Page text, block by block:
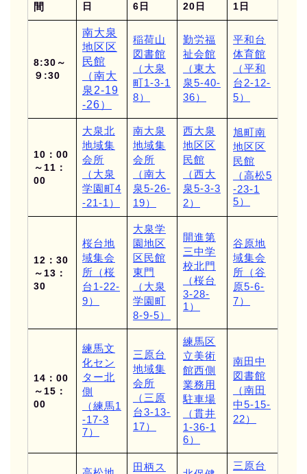
間
日
6日
20日
1日
8:30～
９:30
南大泉
地区区
民館
（南大
泉2-19
-26）
稲荷山
図書館
（大泉
町1-3-1
8）
勤労福
祉会館
（東大
泉5-40-
36）
平和台
体育館
（平和
台2-12-
5）
10：00
～11：
00
大泉北
地域集
会所
（大泉
学園町4
-21-1）
南大泉
地域集
会所
（南大
泉5-26-
19）
西大泉
地区区
民館
（西大
泉5-3-3
2）
旭町南
地区区
民館
（高松5
-23-1
5）
12：30
～13：
30
桜台地
域集会
所（桜
台1-22-
9）
大泉学
園地区
区民館
東門
（大泉
学園町
8-9-5）
開進第
三中学
校北門
（桜台
3-28-
1）
谷原地
域集会
所（谷
原5-6-
7）
14：00
～15：
00
練馬文
化セン
ター北
側
（練馬1
-17-3
7）
三原台
地域集
会所
（三原
台3-13-
17）
練馬区
立美術
館西側
業務用
駐車場
（貫井
1-36-1
6）
南田中
図書館
（南田
中5-15-
22）
田柄ス
三原台